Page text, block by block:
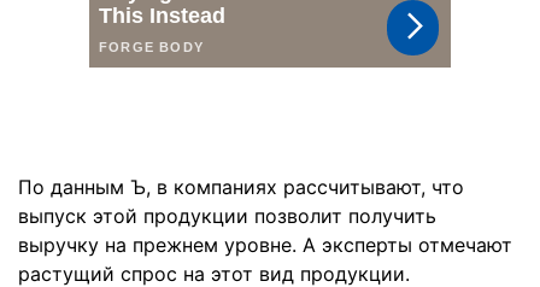
По данным Ъ, в компаниях рассчитывают, что
выпуск этой продукции позволит получить
выручку на прежнем уровне. А эксперты отмечают
растущий спрос на этот вид продукции.